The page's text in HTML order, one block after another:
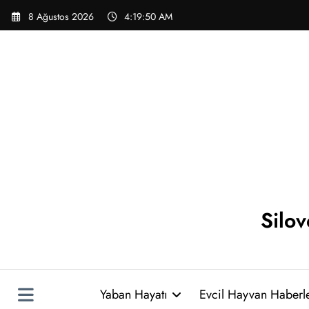
İçeriğe
atla
8 Ağustos 2026 4:19:51 AM
Yaban Hayatı Evcil Hayvan